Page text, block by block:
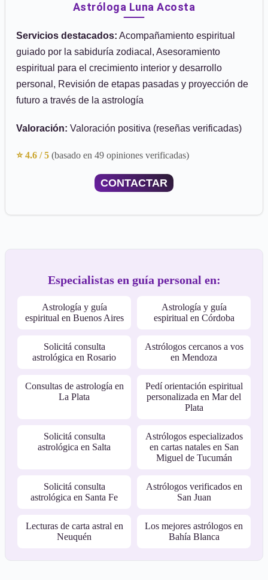
Astróloga Luna Acosta
Servicios destacados: Acompañamiento espiritual
guiado por la sabiduría zodiacal, Asesoramiento
espiritual para el crecimiento interior y desarrollo
personal, Revisión de etapas pasadas y proyección de
futuro a través de la astrología
Valoración: Valoración positiva (reseñas verificadas)
⭐ 4.6 / 5 (basado en 49 opiniones verificadas)
CONTACTAR
Especialistas en guía personal en:
Astrología y guía
espiritual en Buenos Aires
Astrología y guía
espiritual en Córdoba
Solicitá consulta
astrológica en Rosario
Astrólogos cercanos a vos
en Mendoza
Consultas de astrología en
La Plata
Pedí orientación espiritual
personalizada en Mar del
Plata
Solicitá consulta
astrológica en Salta
Astrólogos especializados
en cartas natales en San
Miguel de Tucumán
Solicitá consulta
astrológica en Santa Fe
Astrólogos verificados en
San Juan
Lecturas de carta astral en
Neuquén
Los mejores astrólogos en
Bahía Blanca